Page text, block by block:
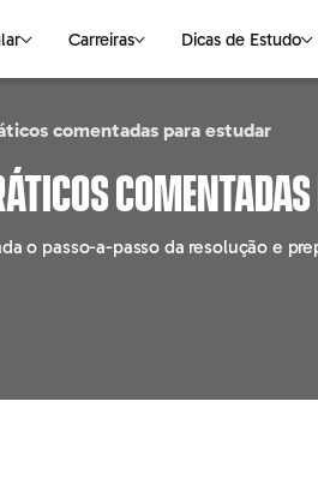
Carreiras
OUTROS ASSUNTOS
Faculdade
Pós-graduação
Parceiros
Dicas de Estudo
CIÊNCIAS DA NATUREZA
Biologia
Física Redação
Espanhol
comentadas para estudar
o passo-a-passo da resolução e